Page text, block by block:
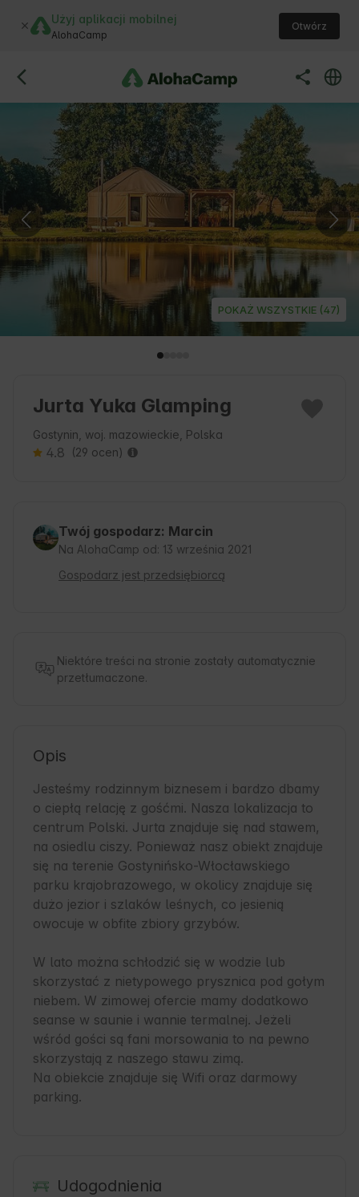
Użyj aplikacji mobilnej
AlohaCamp
Otwórz
POKAŻ WSZYSTKIE (47)
Jurta Yuka Glamping
Gostynin, woj. mazowieckie, Polska
4.8 (29 ocen)
Twój gospodarz: Marcin
Na AlohaCamp od: 13 września 2021
Gospodarz jest przedsiębiorcą
Niektóre treści na stronie zostały automatycznie
przetłumaczone.
Opis
Jesteśmy rodzinnym biznesem i bardzo dbamy
o ciepłą relację z gośćmi. Nasza lokalizacja to
centrum Polski. Jurta znajduje się nad stawem,
na osiedlu ciszy. Ponieważ nasz obiekt znajduje
się na terenie Gostynińsko-Włocławskiego
parku krajobrazowego, w okolicy znajduje się
dużo jezior i szlaków leśnych, co jesienią
owocuje w obfite zbiory grzybów.
W lato można schłodzić się w wodzie lub
skorzystać z nietypowego prysznica pod gołym
niebem. W zimowej ofercie mamy dodatkowo
seanse w saunie i wannie termalnej. Jeżeli
wśród gości są fani morsowania to na pewno
skorzystają z naszego stawu zimą.
Na obiekcie znajduje się Wifi oraz darmowy
parking.
Udogodnienia